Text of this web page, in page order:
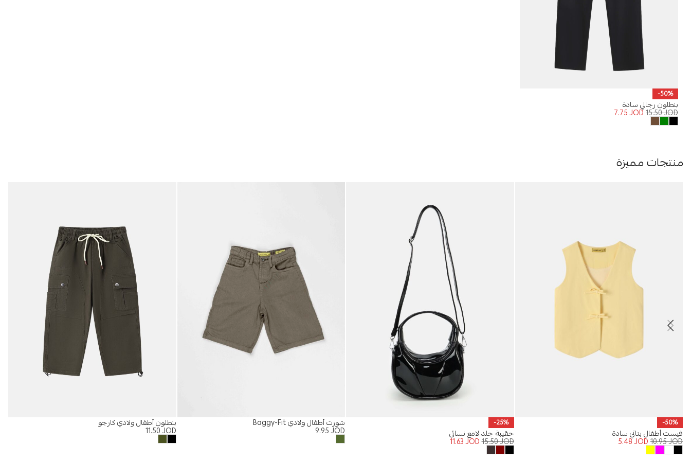
-50%
بنطلون رجالي سادة
15.50JOD
7.75JOD
منتجات مميزة
-50%
فيست أطفال بناتي سادة
10.95JOD
5.48JOD
-25%
حقيبة جلد لامع نسائي
15.50JOD
11.63JOD
شورت أطفال ولادي Baggy-Fit
9.95JOD
بنطلون أطفال ولادي كارجو
11.50JOD